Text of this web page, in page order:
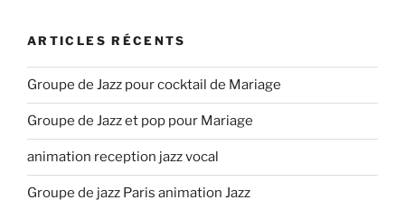
ARTICLES RÉCENTS
Groupe de Jazz pour cocktail de Mariage
Groupe de Jazz et pop pour Mariage
animation reception jazz vocal
Groupe de jazz Paris animation Jazz